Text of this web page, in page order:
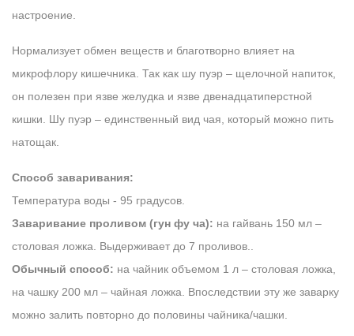
настроение.
Нормализует обмен веществ и благотворно влияет на
микрофлору кишечника. Так как шу пуэр – щелочной напиток,
он полезен при язве желудка и язве двенадцатиперстной
кишки. Шу пуэр – единственный вид чая, который можно пить
натощак.
Способ заваривания:
Температура воды - 95 градусов.
Заваривание проливом (гун фу ча): на гайвань 150 мл –
столовая ложка. Выдерживает до 7 проливов..
Обычный способ: на чайник объемом 1 л – столовая ложка,
на чашку 200 мл – чайная ложка. Впоследствии эту же заварку
можно залить повторно до половины чайника/чашки.